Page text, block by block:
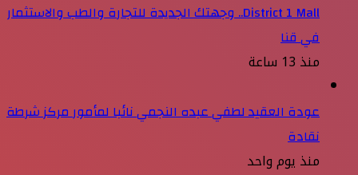
District 1 Mall.. وجهتك الجديدة للتجارة والطب والاستثمار
في قنا
منذ 13 ساعة
عودة العقيد لطفي عبده النجمي نائبا لمأمور مركز شرطة
نقادة
منذ يوم واحد